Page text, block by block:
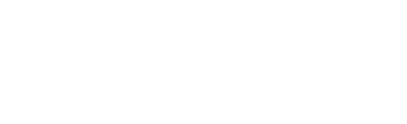
Wel belangrijk om te